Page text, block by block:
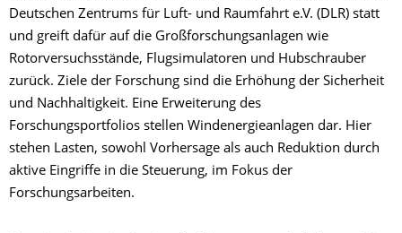
Deutschen Zentrums für Luft- und Raumfahrt e.V. (DLR) statt
und greift dafür auf die Großforschungsanlagen wie
Rotorversuchsstände, Flugsimulatoren und Hubschrauber
zurück. Ziele der Forschung sind die Erhöhung der Sicherheit
und Nachhaltigkeit. Eine Erweiterung des
Forschungsportfolios stellen Windenergieanlagen dar. Hier
stehen Lasten, sowohl Vorhersage als auch Reduktion durch
aktive Eingriffe in die Steuerung, im Fokus der
Forschungsarbeiten.